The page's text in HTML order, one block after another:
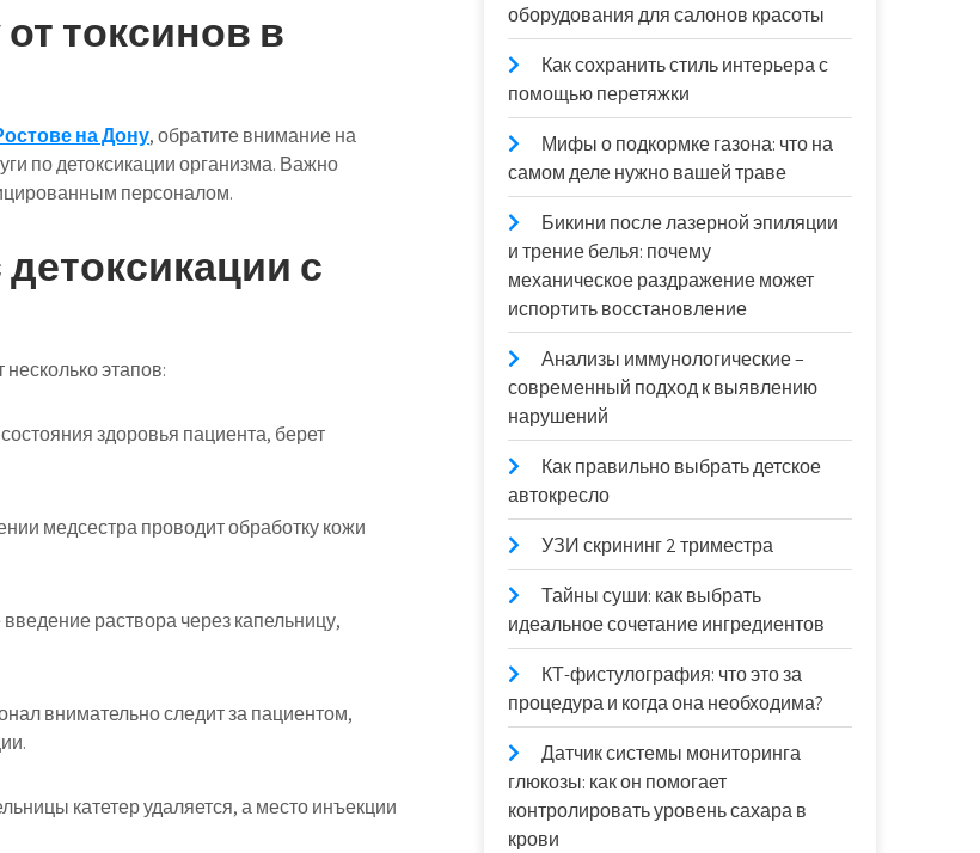
токсинов в
на Дону, обратите внимание на
по детоксикации организма. Важно
персоналом.
с
этапов:
здоровья пациента, берет
медсестра проводит обработку кожи
раствора через капельницу,
внимательно следит за пациентом,
катетер удаляется, а место инъекции
оборудования для салонов красоты
Как сохранить стиль интерьера с
помощью перетяжки
Мифы о подкормке газона: что на
самом деле нужно вашей траве
Бикини после лазерной эпиляции
и трение белья: почему
механическое раздражение может
испортить восстановление
Анализы иммунологические –
современный подход к выявлению
нарушений
Как правильно выбрать детское
автокресло
УЗИ скрининг 2 триместра
Тайны суши: как выбрать
идеальное сочетание ингредиентов
КТ-фистулография: что это за
процедура и когда она необходима?
Датчик системы мониторинга
глюкозы: как он помогает
контролировать уровень сахара в
крови